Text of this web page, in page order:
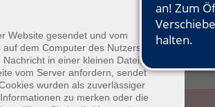
Kunst
Website gesendet und vom
dem Computer des Nutzers
in einer kleinen Datei, die
vom Server anfordern, sendet
wurden als zuverlässiger
zu merken oder die